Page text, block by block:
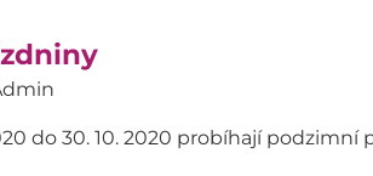
do 30. 10. 2020 probíhají